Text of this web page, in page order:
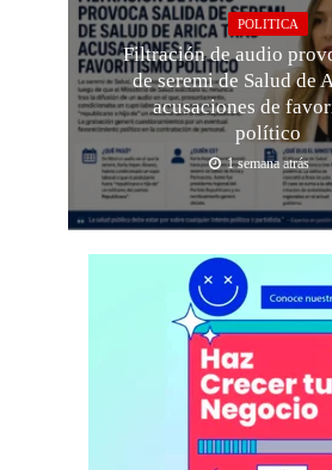
POLITICA
Filtración de audio
de seremi de Salud de
acusaciones de
político
1 semana atrás